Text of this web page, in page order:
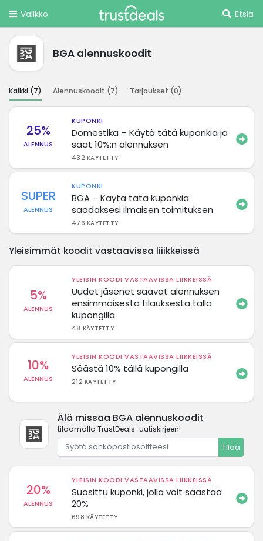
Valikko Etsiä
BGA alennuskoodit
Kaikki (7) Alennuskoodit (7) Tarjoukset (0)
25%
ALENNUS
KUPONKI
Domestika – Käytä tätä kuponkia ja
saat 10%:n alennuksen
432 KÄYTETTY
SUPER
ALENNUS
KUPONKI
BGA – Käytä tätä kuponkia
saadaksesi ilmaisen toimituksen
476 KÄYTETTY
Yleisimmät koodit vastaavissa liiikkeissä
5%
ALENNUS
YLEISIN KOODI VASTAAVISSA LIIKKEISSÄ
Uudet jäsenet saavat alennuksen
ensimmäisestä tilauksesta tällä
kupongilla
48 KÄYTETTY
10%
ALENNUS
YLEISIN KOODI VASTAAVISSA LIIKKEISSÄ
Säästä 10% tällä kupongilla
212 KÄYTETTY
Älä missaa BGA alennuskoodit
tilaamalla TrustDeals-uutiskirjeen!
Tilaa
20%
ALENNUS
YLEISIN KOODI VASTAAVISSA LIIKKEISSÄ
Suosittu kuponki, jolla voit säästää
20%
698 KÄYTETTY